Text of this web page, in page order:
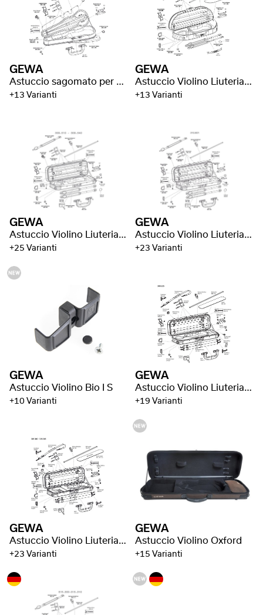
GEWA
Astuccio sagomato per violino Liuteria Concerto
+13 Varianti
GEWA
Astuccio Violino Liuteria Sport Style
+13 Varianti
GEWA
Astuccio Violino Liuteria Maestro
+25 Varianti
GEWA
Astuccio Violino Liuteria Venezia
+23 Varianti
GEWA
Astuccio Violino Bio I S
+10 Varianti
GEWA
Astuccio Violino Liuteria Concerto
+19 Varianti
GEWA
Astuccio Violino Liuteria Atlanta
+23 Varianti
GEWA
Astuccio Violino Oxford
+15 Varianti